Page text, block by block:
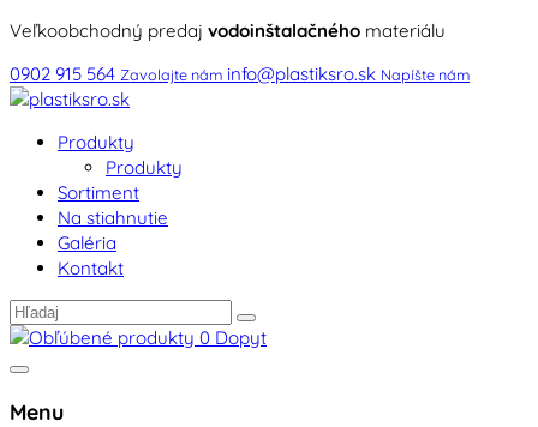
Veľkoobchodný predaj vodoinštalačného materiálu
0902 915 564 Zavolajte nám info@plastiksro.sk Napíšte nám
Produkty
Produkty
Sortiment
Na stiahnutie
Galéria
Kontakt
0 Dopyt
Menu